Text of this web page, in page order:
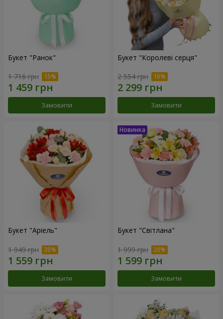
Букет "Ранок"
1 716 грн
Замовити
Букет "Королеві серця"
2 554 грн
Замовити
Букет "Аріель"
1 949 грн
Замовити
Букет "Світлана"
1 999 грн
Замовити